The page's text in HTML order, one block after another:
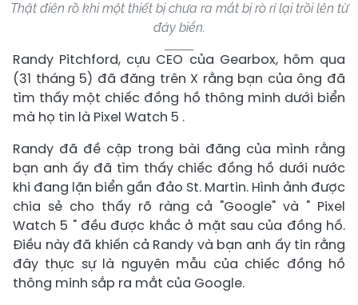
Thật điên rồ khi một thiết bị chưa ra mắt bị rò rỉ lại trồi lên từ
đáy biển.
Randy Pitchford, cựu CEO của Gearbox, hôm qua
(31 tháng 5) đã đăng trên X rằng bạn của ông đã
tìm thấy một chiếc đồng hồ thông minh dưới biển
mà họ tin là Pixel Watch 5 .
Randy đã đề cập trong bài đăng của mình rằng
bạn anh ấy đã tìm thấy chiếc đồng hồ dưới nước
khi đang lặn biển gần đảo St. Martin. Hình ảnh được
chia sẻ cho thấy rõ ràng cả "Google" và " Pixel
Watch 5 " đều được khắc ở mặt sau của đồng hồ.
Điều này đã khiến cả Randy và bạn anh ấy tin rằng
đây thực sự là nguyên mẫu của chiếc đồng hồ
thông minh sắp ra mắt của Google.